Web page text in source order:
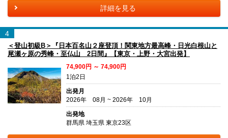
詳細を見る
4
＜登山初級B＞『日本百名山２座登頂！関東地方最高峰・日光白根山と
尾瀬ヶ原の秀峰・至仏山 2日間』【東京・上野・大宮出発】
74,900円 ～ 74,900円
1泊2日
出発月
2026年 08月 ~ 2026年 10月
出発地
群馬県 埼玉県 東京23区